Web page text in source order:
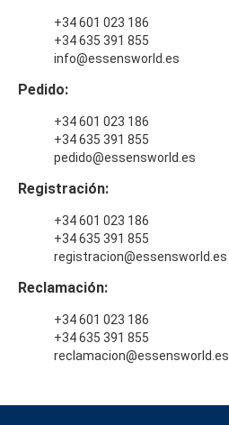
+34 601 023 186
+34 635 391 855
info@essensworld.es
Pedido:
+34 601 023 186
+34 635 391 855
pedido@essensworld.es
Registración:
+34 601 023 186
+34 635 391 855
registracion@essensworld.es
Reclamación:
+34 601 023 186
+34 635 391 855
reclamacion@essensworld.es